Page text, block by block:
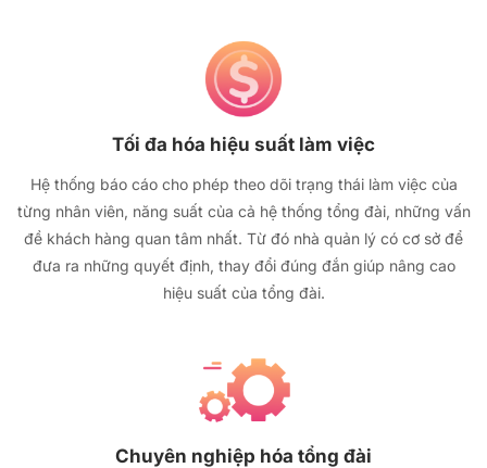
Tối đa hóa hiệu suất làm việc
Hệ thống báo cáo cho phép theo dõi trạng thái làm việc của
từng nhân viên, năng suất của cả hệ thống tổng đài, những vấn
đề khách hàng quan tâm nhất. Từ đó nhà quản lý có cơ sở để
đưa ra những quyết định, thay đổi đúng đắn giúp nâng cao
hiệu suất của tổng đài.
Chuyên nghiệp hóa tổng đài